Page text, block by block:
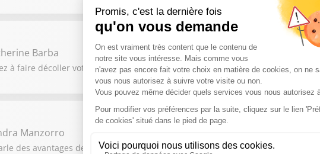
Barba
à faire décoller votre activité, trouver des clients, booster votre confiance,
Manzorro
des avantages de l’hôtel l’Eden du Forez situé au Burgeron entre Clermont-